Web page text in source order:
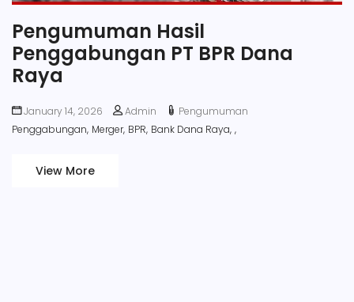
Pengumuman Hasil
Penggabungan PT BPR Dana
Raya
January 14, 2026 Admin
Pengumuman
Penggabungan, Merger, BPR, Bank Dana Raya, ,
View More